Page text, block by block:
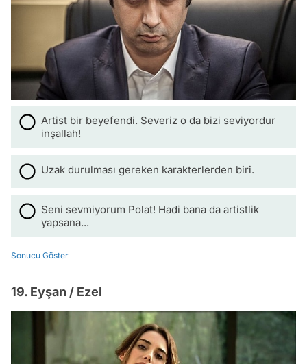
Artist bir beyefendi. Severiz o da bizi seviyordur
inşallah!
Uzak durulması gereken karakterlerden biri.
Seni sevmiyorum Polat! Hadi bana da artistlik
yapsana...
Sonucu Göster
19. Eyşan / Ezel